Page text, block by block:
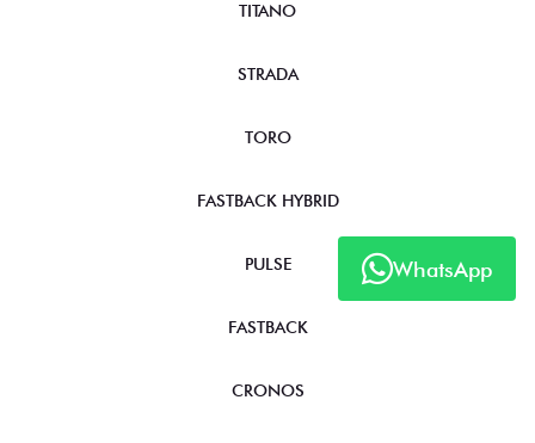
WhatsApp
TITANO
STRADA
TORO
FASTBACK HYBRID
PULSE
FASTBACK
CRONOS